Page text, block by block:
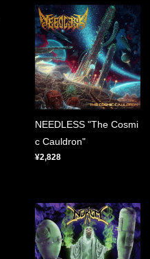
NEEDLESS "The Cosmi
c Cauldron"
¥2,828